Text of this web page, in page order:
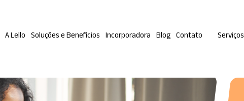
A Lello Soluções e Benefícios Incorporadora Blog Contato Serviços